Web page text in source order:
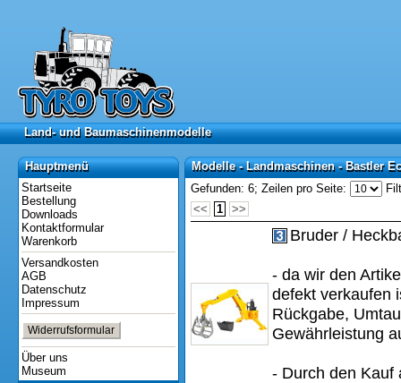
Land- und Baumaschinenmodelle
Land- und Baumaschinenmodelle
Hauptmenü
Hauptmenü
Startseite
Bestellung
Downloads
Kontaktformular
Warenkorb
Versandkosten
AGB
Datenschutz
Impressum
Widerrufsformular
Über uns
Museum
Modelle - Landmaschinen - Bastler
Modelle - Landmaschinen - Bastler
Gefunden: 6; Zeilen pro Seite:
<<
1 >>
Bruder /
- da wir den
defekt verkaufen
Rückgabe,
Gewährleistung
- Durch den Kauf